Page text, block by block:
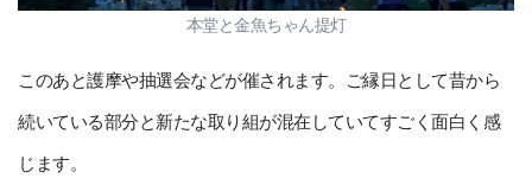
本堂と金魚ちゃん提灯
このあと護摩や抽選会などが催されます。ご縁日として昔から
続いている部分と新たな取り組が混在していてすごく面白く感
じます。